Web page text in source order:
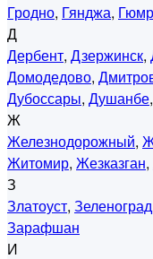
Гродно, Гянджа,
Д
Дербент, Дзержинск,
Домодедово,
Дубоссары, Душанбе,
Ж
Железнодорожный,
Житомир, Жезказган,
З
Златоуст, Зеленоград
Зарафшан
И